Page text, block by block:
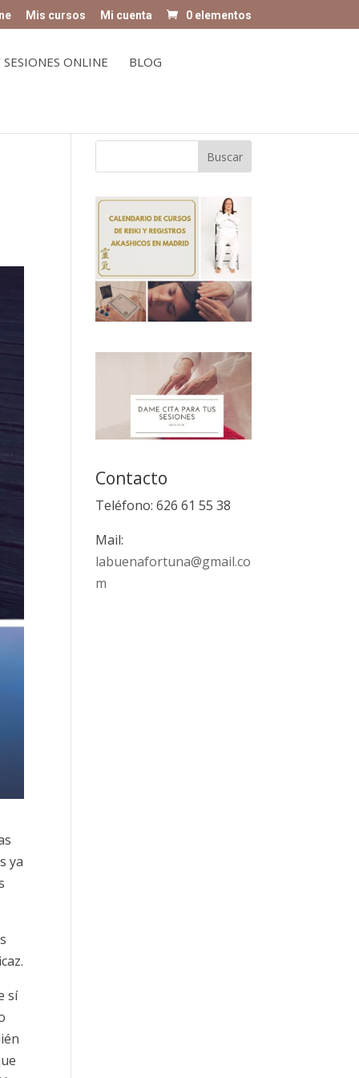
Mis cursos Mi cuenta 0 elementos
SESIONES ONLINE BLOG
ya
sí
Contacto
Teléfono: 626 61 55 38
Mail:
labuenafortuna@gmail.co
m